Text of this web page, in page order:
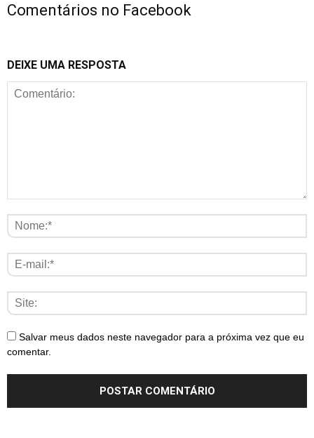
Comentários no Facebook
DEIXE UMA RESPOSTA
Salvar meus dados neste navegador para a próxima vez que eu
comentar.